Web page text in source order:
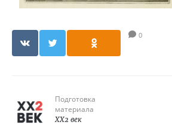
0
Подготовка
материала
XX2 век